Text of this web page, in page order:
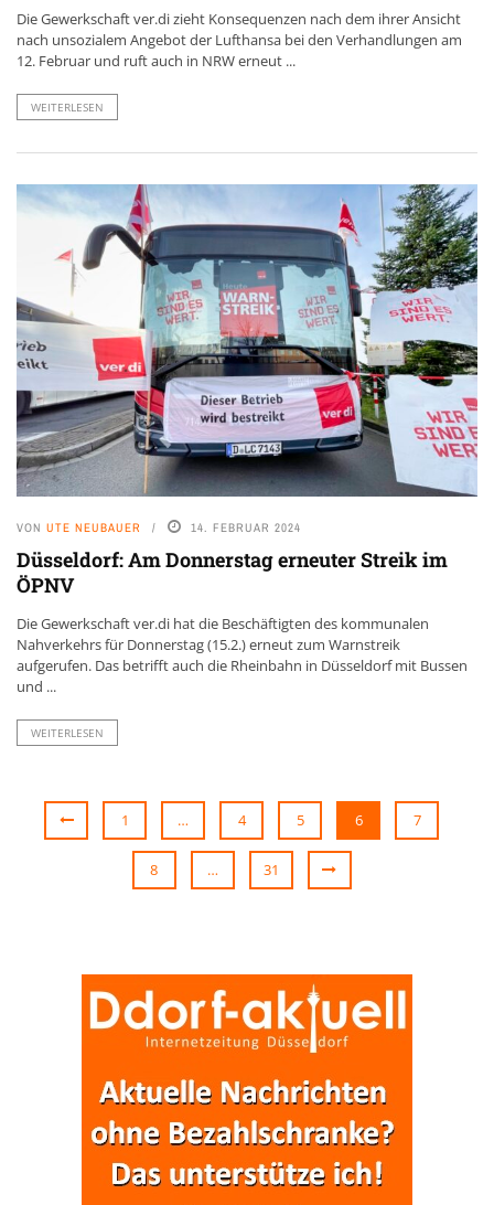
Die Gewerkschaft ver.di zieht Konsequenzen nach dem ihrer Ansicht
nach unsozialem Angebot der Lufthansa bei den Verhandlungen am
12. Februar und ruft auch in NRW erneut ...
WEITERLESEN
VON UTE NEUBAUER 14. FEBRUAR 2024
Düsseldorf: Am Donnerstag erneuter Streik im
ÖPNV
Die Gewerkschaft ver.di hat die Beschäftigten des kommunalen
Nahverkehrs für Donnerstag (15.2.) erneut zum Warnstreik
aufgerufen. Das betrifft auch die Rheinbahn in Düsseldorf mit Bussen
und ...
WEITERLESEN
1 … 4 5 6 7
8 … 31